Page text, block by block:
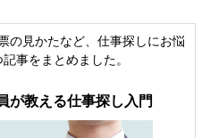
の見かたなど、仕事探しにお悩
事をまとめました。
が教える仕事探し入門